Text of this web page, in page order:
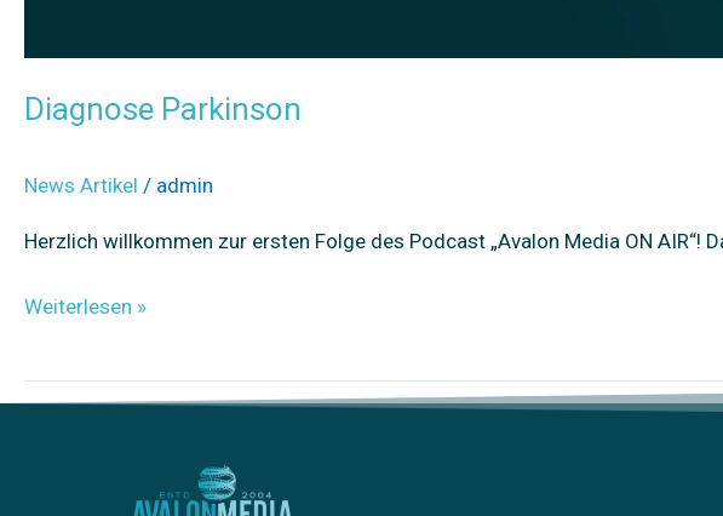
Diagnose Parkinson
News Artikel / admin
Herzlich willkommen zur ersten Folge des Podcast „Avalon Media ON AIR“!
Weiterlesen »